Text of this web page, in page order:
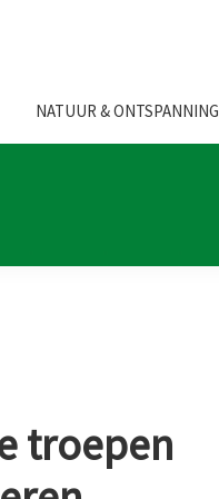
NATUUR & ONTSPANNING
troepen